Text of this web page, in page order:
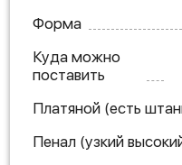
Форма
Куда можно
поставить
Платяной (есть
Пенал (узкий